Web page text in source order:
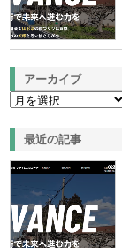
アーカイブ
最近の記事